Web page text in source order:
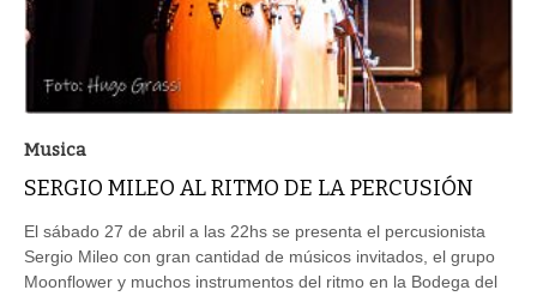
Musica
SERGIO MILEO AL RITMO DE LA PERCUSIÓN
El sábado 27 de abril a las 22hs se presenta el percusionista
Sergio Mileo con gran cantidad de músicos invitados, el grupo
Moonflower y muchos instrumentos del ritmo en la Bodega del